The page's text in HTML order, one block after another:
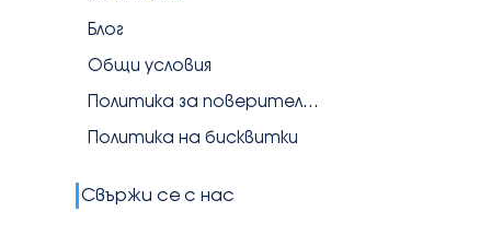
Блог
Общи условия
Политика за поверителност
Политика на бисквитки
Свържи се с нас